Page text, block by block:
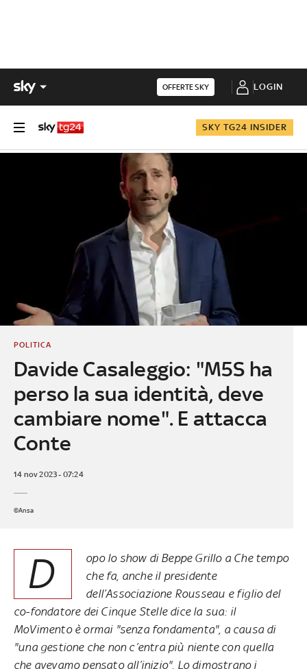
OFFERTE SKY LOGIN
SKY TG24 INSIDER
Davide Casaleggio: "M5S ha
perso la sua identità, deve
cambiare nome". E attacca
Conte
POLITICA
14 nov 2023 - 07:24
©Ansa
D
opo lo show di Beppe Grillo a Che tempo
che fa, anche il presidente
dell’Associazione Rousseau e figlio del
co-fondatore dei Cinque Stelle dice la sua: il
MoVimento è ormai "senza fondamenta", a causa di
"una gestione che non c’entra più niente con quella
che avevamo pensato all’inizio". Lo dimostrano i